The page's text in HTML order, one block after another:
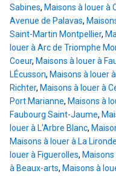
Sabines, Maisons à louer à
Avenue de Palavas,
Saint-Martin Montpellier,
louer à Arc de Triomphe
Coeur, Maisons à louer à
LÉcusson, Maisons à louer
Richter, Maisons à louer à
Port Marianne, Maisons à
Faubourg Saint-Jaume,
louer à L'Arbre Blanc,
Maisons à louer à La Lironde
louer à Figuerolles,
à Beaux-arts, Maisons à